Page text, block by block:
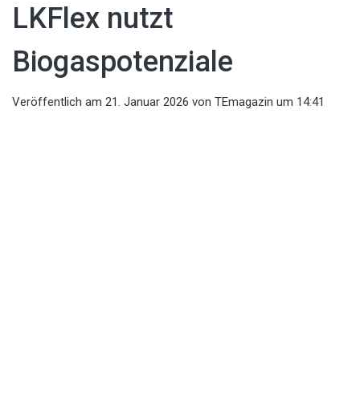
LKFlex nutzt
Biogaspotenziale
Veröffentlich am 21. Januar 2026 von TEmagazin um 14:41